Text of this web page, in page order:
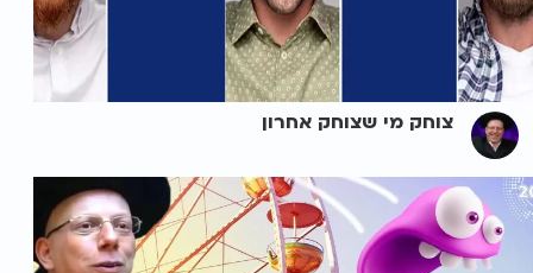
צוחק מי שצוחק אחרון